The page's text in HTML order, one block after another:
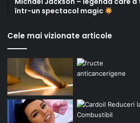
într-un spectacol magic
Cele mai vizionate articole